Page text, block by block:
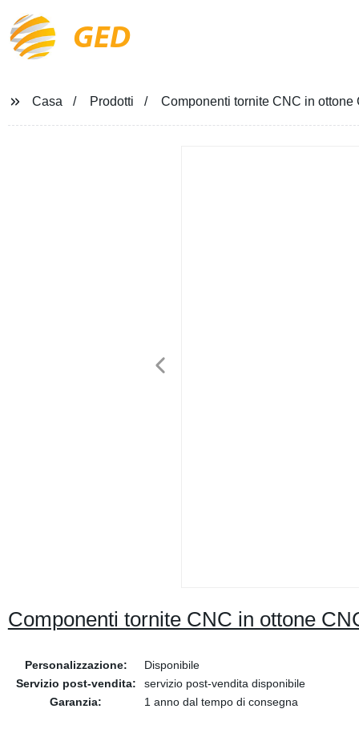
GED
Casa Prodotti Componenti tornite CNC in ottone
Componenti tornite CNC in ottone
Personalizzazione:
Disponibile
Servizio post-vendita:
servizio post-vendita disponibile
Garanzia:
1 anno dal tempo di consegna